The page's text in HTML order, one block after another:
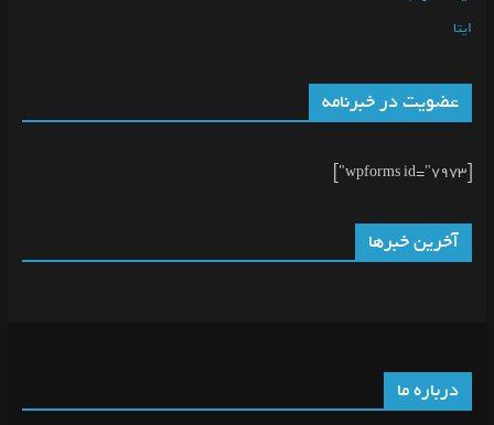
ایتا
عضویت در خبرنامه
آخرین خبرها
درباره ما